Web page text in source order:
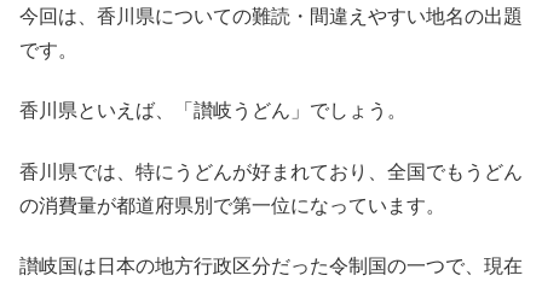
今回は、香川県についての難読・間違えやすい地名の出題
です。
香川県といえば、「讃岐うどん」でしょう。
香川県では、特にうどんが好まれており、全国でもうどん
の消費量が都道府県別で第一位になっています。
讃岐国は日本の地方行政区分だった令制国の一つで、現在